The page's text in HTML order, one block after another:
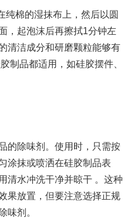
纯棉的湿抹布上，然后以圆
，起泡沫后再擦拭1分钟左
清洁成分和研磨颗粒能够有
制品都适用，如硅胶摆件、
除味剂。使用时，只需按
涂抹或喷洒在硅胶制品表
清水冲洗干净并晾干 。这种
果放置，但要注意选择正规
味剂。